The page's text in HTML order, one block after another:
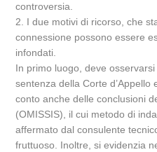
controversia.
2. I due motivi di ricorso, che
connessione possono essere
infondati.
In primo luogo, deve
sentenza della Corte d’Appello
conto anche delle conclusioni
(OMISSIS), il cui metodo di
affermato dal consulente
fruttuoso. Inoltre, si evidenzia